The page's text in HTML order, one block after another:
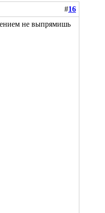
#16
не выпрямишь